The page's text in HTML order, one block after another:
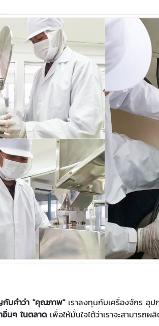
กับคำว่า "คุณภาพ" เราลงทุนกับเครื่องจักร อุ
อื่นๆ ในตลาด เพื่อให้มั่นใจได้ว่าเราจะสามาร